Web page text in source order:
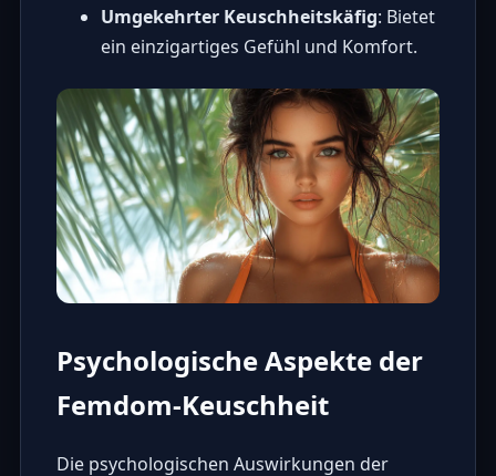
Umgekehrter Keuschheitskäfig: Bietet
ein einzigartiges Gefühl und Komfort.
Psychologische Aspekte der
Femdom-Keuschheit
Die psychologischen Auswirkungen der